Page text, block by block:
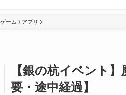
ゲーム アプリ
【銀の杭イベント
要・途中経過】